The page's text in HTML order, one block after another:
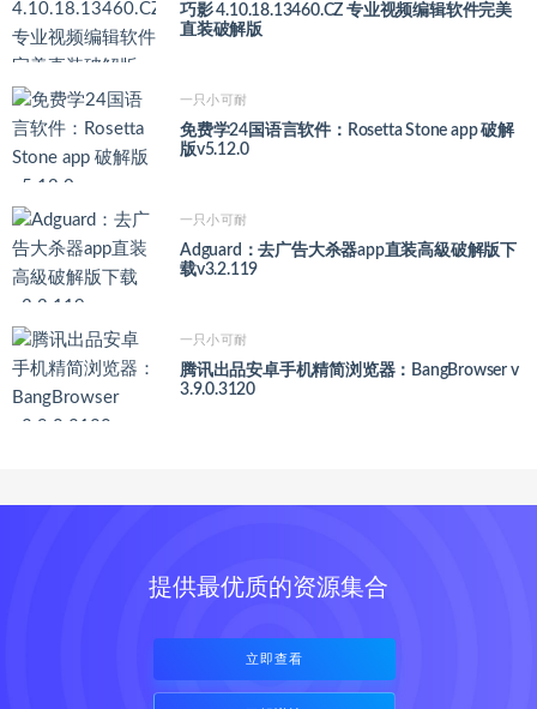
巧影 4.10.18.13460.CZ 专业视频编辑软件完美
直装破解版
一只小可耐
免费学24国语言软件：Rosetta Stone app 破解
版v5.12.0
一只小可耐
Adguard：去广告大杀器app直装高級破解版下
载v3.2.119
一只小可耐
腾讯出品安卓手机精简浏览器：BangBrowser v
3.9.0.3120
提供最优质的资源集合
立即查看